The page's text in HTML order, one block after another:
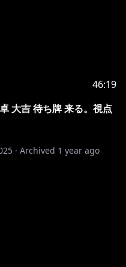
46:19
大吉 待ち牌 来る。視点
· Archived 1 year ago